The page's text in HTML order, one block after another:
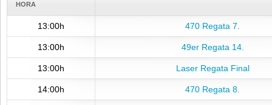
HORA
13:00h 470 Regata 7.
13:00h 49er Regata 14.
13:00h Laser Regata Final
14:00h 470 Regata 8.